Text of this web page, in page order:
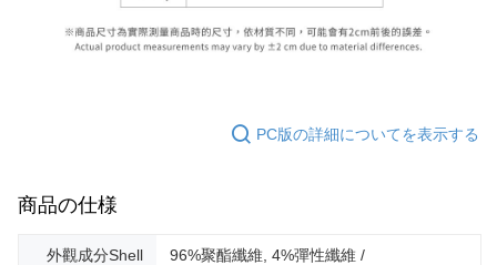
PC版の詳細についてを表示する
商品の仕様
外觀成分Shell
96%聚酯纖維, 4%彈性纖維 /